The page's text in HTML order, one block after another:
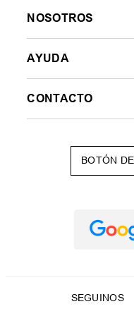
NOSOTROS
AYUDA
CONTACTO
BOTÓN
SEGUINOS